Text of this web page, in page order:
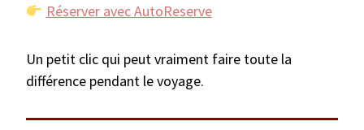
Réserver avec AutoReserve
Un petit clic qui peut vraiment faire toute la
différence pendant le voyage.